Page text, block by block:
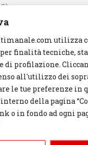
utilizza
finalità tecniche,
di profilazione.
all'utilizzo dei
le tue preferenze in
della pagina
o in fondo ad ogni
All rights